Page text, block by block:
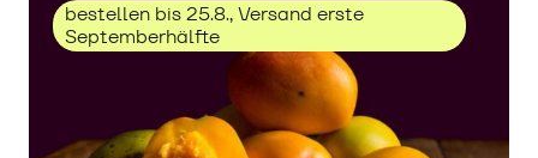
bestellen bis 25.8., Versand erste
Septemberhälfte